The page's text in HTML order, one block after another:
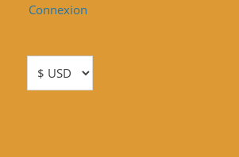
Connexion